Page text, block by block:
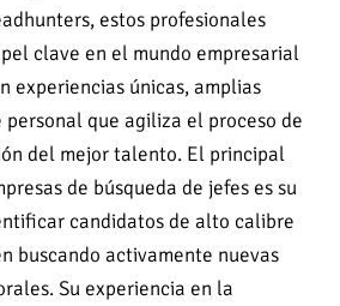
estos profesionales
clave en el mundo empresarial
experiencias únicas, amplias
personal que agiliza el proceso de
del mejor talento. El principal
de búsqueda de jefes es su
candidatos de alto calibre
buscando activamente nuevas
Su experiencia en la